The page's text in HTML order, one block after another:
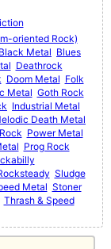
oriented Rock)
Black Metal Blues
Deathrock
Doom Metal Folk
Metal Goth Rock
Industrial Metal
Death Metal
Power Metal
Prog Rock
Sludge
Metal Stoner
Thrash & Speed